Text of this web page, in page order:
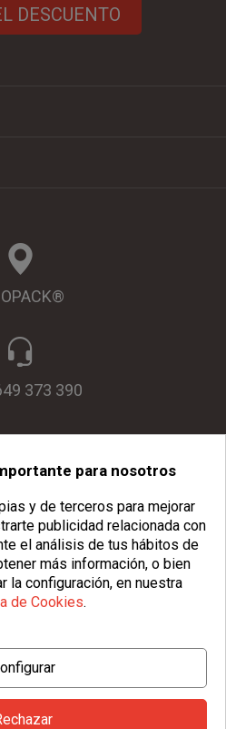
DESCUENTO
373 390
Aviso Legal
| Configurar Cookies |
Generales
para nosotros
y de terceros para mejorar
publicidad relacionada con
el análisis de tus hábitos de
más información, o bien
la configuración, en nuestra
de Cookies.